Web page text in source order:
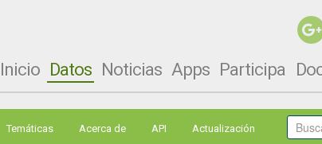
Inicio Datos Noticias Apps Participa
Temáticas Acerca de API Actualización